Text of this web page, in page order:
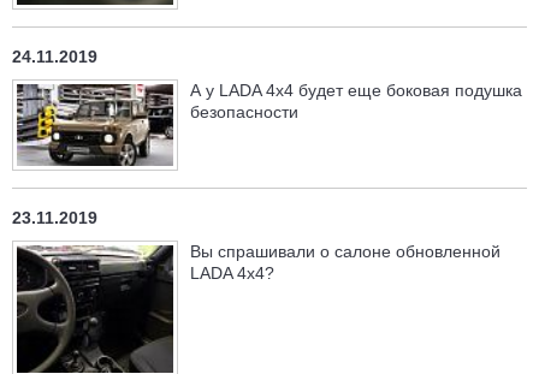
24.11.2019
А у LADA 4x4 будет еще боковая подушка
безопасности
23.11.2019
Вы спрашивали о салоне обновленной
LADA 4x4?